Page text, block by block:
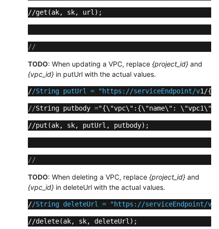
//get(ak, sk, url);
//
TODO: When updating a VPC, replace {project_id} and
{vpc_id} in putUrl with the actual values.
//String putUrl = "https://serviceEndpoint/v1/
//String putbody ="{\"vpc\":{\"name\":
//put(ak, sk, putUrl, putbody);
//
TODO: When deleting a VPC, replace {project_id} and
{vpc_id} in deleteUrl with the actual values.
//String deleteUrl = "https://serviceEndpoint/v
//delete(ak, sk, deleteUrl);